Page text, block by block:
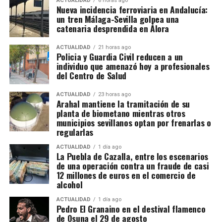
además de una estructura empresarial paralela que
habría servido para canalizar fondos procedentes de
la actividad presuntamente delictiva.
La dimensión del trabajo policial y tributario queda
reflejada en otro dato: los investigadores analizaron
movimientos relacionados con 173 cuentas
bancarias. A partir de esa documentación detectaron
importantes volúmenes de alcohol procedentes de
depósitos fiscales de otros países de la Unión
Europea, principalmente Países Bajos y Portugal,
españoles.
El mecanismo investigado aprovechaba el régimen
fiscal aplicable a este tipo de mercancías. Las
bebidas eran introducidas mediante empresas que la
investigación denomina “introductoras” y circulaban
cartel del festival, destacando que “ponemos mucho
trabajo, mimo y cariño en traer estos carteles cada
año”. Asimismo, ha agradecido el apoyo de la Peña
Diputación de Sevilla y de la Junta de Andalucía,
cuyas ayudas, según ha señalado, «nos hacen
fortalecer un festival que está totalmente
consolidado en la comarca y que va ganando día a
día importancia».
El delegado ha puesto en valor el cartel de esta
edición, asegurando que «está caracterizado por ese
equilibrio y esa diferencia de voces y también de
estilos», lo que permitirá ofrecer al público una
propuesta variada.
para el cantaor ursaonense Ángel Verdugo, de quien
ha señalado que «su voz es una voz flamenca, una
Nueva incidencia ferroviaria en Andalucía:
un tren Málaga-Sevilla golpea una
catenaria desprendida en Álora
ACTUALIDAD 21 horas ago
Policia y Guardia Civil reducen a un
individuo que amenazó hoy a profesionales
del Centro de Salud
ACTUALIDAD 23 horas ago
Arahal mantiene la tramitación de su
planta de biometano mientras otros
municipios sevillanos optan por frenarlas o
regularlas
ACTUALIDAD 1 día ago
La Puebla de Cazalla, entre los escenarios
de una operación contra un fraude de casi
12 millones de euros en el comercio de
alcohol
ACTUALIDAD 1 día ago
Pedro El Granaino en el destival flamenco
de Osuna el 29 de agosto